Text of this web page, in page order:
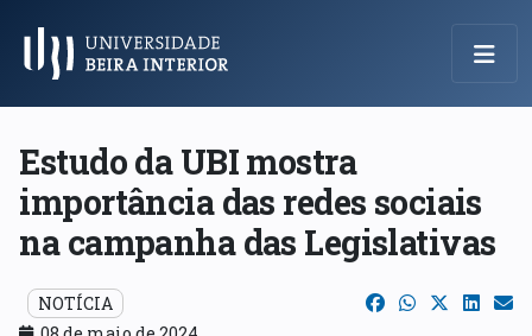
Menu Principal
Estudo da UBI mostra
importância das redes sociais
na campanha das Legislativas
NOTÍCIA